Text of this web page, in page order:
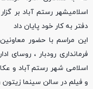
اسلامیشهر رستم آباد بر
دفتر به کار خود پایان داد
این مراسم با حضور
فرمانداری رودبار ، روسای
اسلامی شهر رستم آباد و
و فیلم در سالن سینما زیتون